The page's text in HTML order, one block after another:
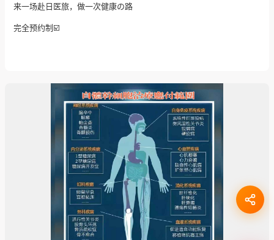
来一场赴日医旅，做一次健康の路
完全预约制☑️